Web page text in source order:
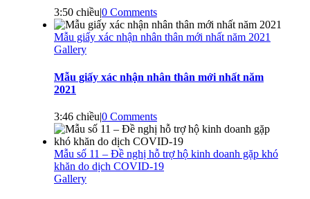
3:50 chiều|0 Comments
Mẫu giấy xác nhận nhân thân mới nhất năm 2021
Gallery
Mẫu giấy xác nhận nhân thân mới nhất năm
2021
3:46 chiều|0 Comments
Mẫu số 11 – Đề nghị hỗ trợ hộ kinh doanh gặp khó
khăn do dịch COVID-19
Gallery